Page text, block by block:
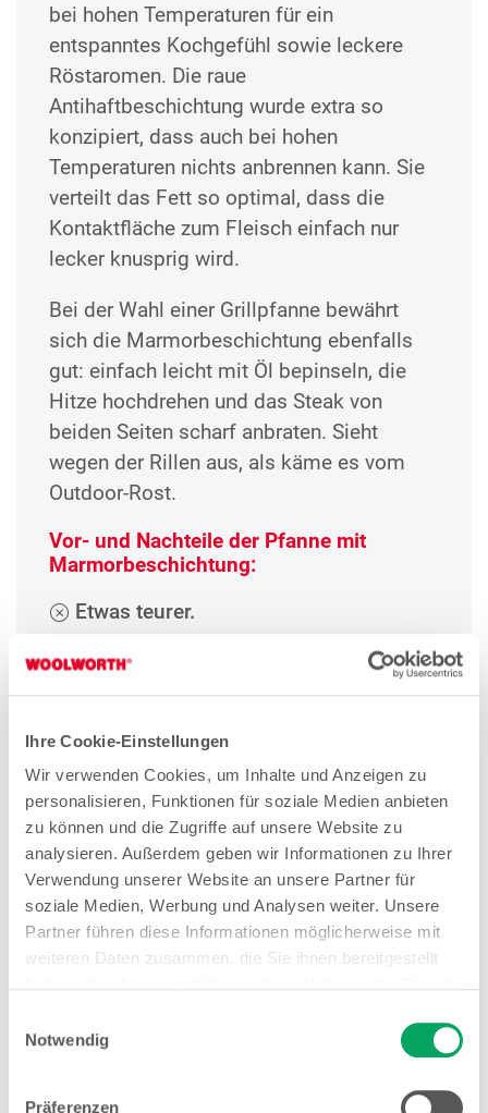
Ihre Cookie-Einstellungen
Wir verwenden Cookies, um Inhalte und Anzeigen zu
personalisieren, Funktionen für soziale Medien anbieten
zu können und die Zugriffe auf unsere Website zu
analysieren. Außerdem geben wir Informationen zu Ihrer
Verwendung unserer Website an unsere Partner für
soziale Medien, Werbung und Analysen weiter. Unsere
Partner führen diese Informationen möglicherweise mit
weiteren Daten zusammen, die Sie ihnen bereitgestellt
Einstellungen zu den Cookies finden Sie
Notwendig
Präferenzen
bei hohen Temperaturen für ein
entspanntes Kochgefühl sowie leckere
Röstaromen. Die raue
Antihaftbeschichtung wurde extra so
konzipiert, dass auch bei hohen
Temperaturen nichts anbrennen kann. Sie
verteilt das Fett so optimal, dass die
Kontaktfläche zum Fleisch einfach nur
lecker knusprig wird.
Bei der Wahl einer Grillpfanne bewährt
sich die Marmorbeschichtung ebenfalls
gut: einfach leicht mit Öl bepinseln, die
Hitze hochdrehen und das Steak von
beiden Seiten scharf anbraten. Sieht
wegen der Rillen aus, als käme es vom
Outdoor-Rost.
Vor- und Nachteile der Pfanne mit
Marmorbeschichtung:
Etwas teurer.
Spart Energie und Fett, kann
Grillpfanne sein.
Auf ein Neues
Die Reinigung deiner Pfanne
Nach dem Braten braucht deine Pfanne die
richtige Zuwendung, um weiterhin für das
sich zum Beispiel überhaupt nicht für das
Entfernen von Essensresten auf beschichteten
Pfannen, da sie die Antihaftschicht ablösen